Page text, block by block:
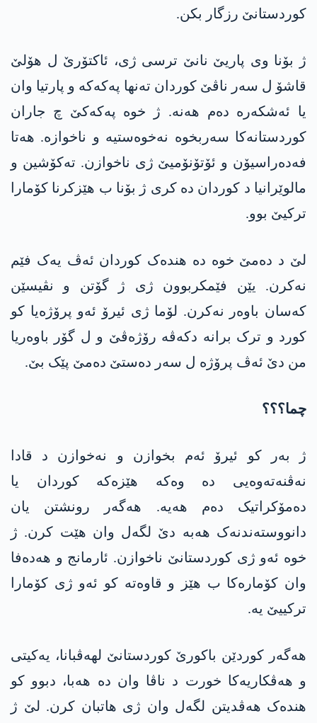
کوردستانێ رزگار بکن.
ژ بۆنا وی پاریێ نانێ ترسی ژی، ئاکتۆرێ ل ھۆلێ
قاشۆ ل سەر ناڤێ کوردان تەنھا پەکەکە و پارتیا وان
یا ئەشکەرە دەم ھەنە. ژ خوە پەکەکێ چ جاران
کوردستانەکا سەربخوە نەخوەستیە و ناخوازە. ھەتا
فەدەراسیۆن و ئۆتۆنۆمیێ ژی ناخوازن. تەکۆشین و
مالوێرانیا د کوردان دە کری ژ بۆنا ب ھێزکرنا کۆمارا
ترکیێ بوو.
لێ د دەمێ خوە دە ھندەک کوردان ئەڤ یەک فێم
نەکرن. یێن فێمکربوون ژی ژ گۆتن و نڤیسێن
کەسان باوەر نەکرن. لۆما ژی ئیرۆ ئەو پرۆژەیا کو
کورد و ترک برانە دکەڤە رۆژەڤێ و ل گۆر باوەریا
من دێ ئەڤ پرۆژە ل سەر دەستێ دەمێ پێک بێ.
چما؟؟؟
ژ بەر کو ئیرۆ ئەم بخوازن و نەخوازن د قادا
نەڤنەتەوەیی دە وەکە ھێزەکە کوردان یا
دەمۆکراتیک دەم ھەیە. ھەگەر رونشتن یان
دانووستەندنەک ھەبە دێ لگەل وان هێت کرن. ژ
خوە ئەو ژی کوردستانێ ناخوازن. ئارمانج و ھەدەفا
وان کۆمارەکا ب ھێز و قاوەتە کو ئەو ژی کۆمارا
ترکییێ یە.
ھەگەر کوردێن باکورێ کوردستانێ لھەڤبانا، یەکیتی
و ھەڤکاریەکا خورت د ناڤا وان دە ھەبا، دبوو کو
ھندەک ھەڤدیتن لگەل وان ژی هاتبان کرن. لێ ژ